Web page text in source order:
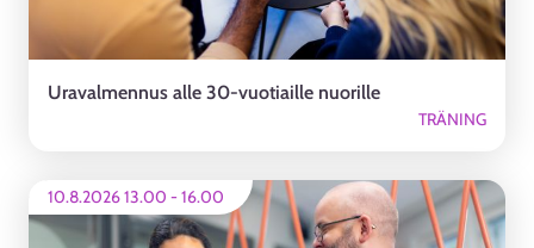
Uravalmennus alle 30-vuotiaille nuorille
TRÄNING
10.8.2026 13.00 -16.00